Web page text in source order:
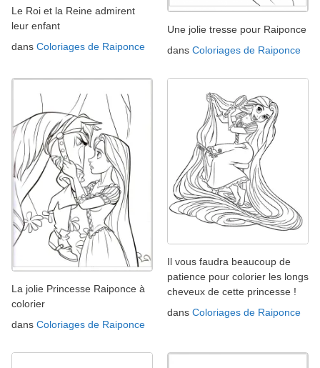
Le Roi et la Reine admirent
leur enfant
dans Coloriages de Raiponce
Une jolie tresse pour Raiponce
dans Coloriages de Raiponce
La jolie Princesse Raiponce à
colorier
dans Coloriages de Raiponce
Il vous faudra beaucoup de
patience pour colorier les longs
cheveux de cette princesse !
dans Coloriages de Raiponce